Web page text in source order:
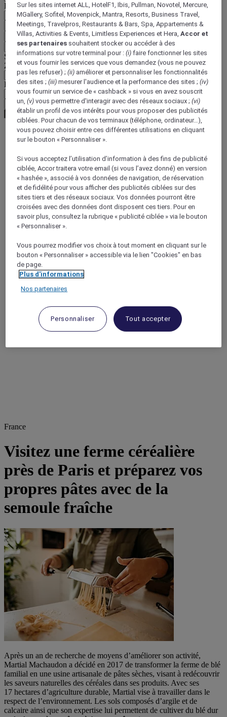
Pays/Région - Langue
Valider votre zone et votre langue
EUR (€)
Retour
Sélectionnez votre devise ci-dessous
Zone géographique
Devise
Valider ma devise
Page d'accueil
Soutien aux communautés locales
Visitez une ferme céréalière près de Paris et préparez vos
propres pâtes avec de la semoule fraîche
France
Visitez une ferme céréalière
près de Paris et préparez vos
propres pâtes avec de la
semoule fraîche
Après un an de recherche de moyens d’améliorer son activité,
Martial Machaudon a décidé en 2017 de transformer la ferme de blé
familial en une usine artisanale de pâtes sèches, visant à redécouvrir
les saveurs naturelles des céréales dans ses produits. Avec ses
17 hectares d’agriculture durable, Martial vise à travailler dans le
respect de l’environnement. Les sols composés d’argile et de
calcaire ainsi que son expertise lui permettent de cultiver du blé dur
Sur les sites internet ALL, HotelF1, Ibis, Pullman, Novotel, Mercure,
MGallery, Sofitel, Movenpick, Mantra, Resorts, Business Travel,
Meetings, Travelpros, Restaurants & Bars, Spa, Appartements &
Villas, Activities & Events, Limitless Experiences et Hera,Accor et
ses partenaires souhaitent stocker ou accéder à des
informations sur votre terminal pour :(i) faire fonctionner les sites
et vous fournir les services que vous demandez (vous ne pouvez
pas les refuser) ;(ii) améliorer et personnaliser les fonctionnalités
des sites ;(iii) mesurer l'audience et la performance des sites ;(iv)
vous fournir un service de « cashback » si vous en avez souscrit
un,(v) vous permettre d'interagir avec des réseaux sociaux ;(vi)
établir un profil de vos intérêts pour vous proposer des publicités
ciblées. Pour chacun de vos terminaux (téléphone, ordinateur…),
vous pouvez choisir entre ces différentes utilisations en cliquant
sur le bouton « Personnaliser ».
Si vous acceptez l’utilisation d’information à des fins de publicité
ciblée, Accor traitera votre email (si vous l’avez donné) en version
« hashée », associé à vos données de navigation, de réservation
et de fidélité pour vous afficher des publicités ciblées sur des
sites tiers et des réseaux sociaux. Vos données pourront être
croisées avec des données dont disposent ces tiers. Pour en
savoir plus, consultez la rubrique « publicité ciblée » via le bouton
« Personnaliser ».
Vous pourrez modifier vos choix à tout moment en cliquant sur le
bouton « Personnaliser » accessible via le lien "Cookies" en bas
de page.
Plus d'informations
Nos partenaires
Personnaliser Tout accepter